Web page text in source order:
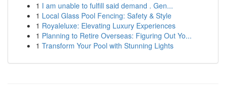
1 I am unable to fulfill said demand . Gen...
1 Local Glass Pool Fencing: Safety & Style
1 Royaleluxe: Elevating Luxury Experiences
1 Planning to Retire Overseas: Figuring Out Yo...
1 Transform Your Pool with Stunning Lights